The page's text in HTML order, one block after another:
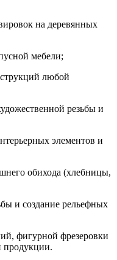
на деревянных
мебели;
любой
резьбы и
элементов и
обихода (хлебницы,
и создание рельефных
фигурной фрезеровки
продукции.